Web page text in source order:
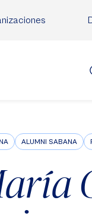
ALUMNI SABANA